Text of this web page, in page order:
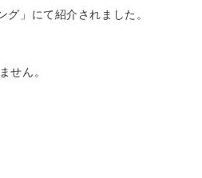
グ」にて紹介されました。
せん。